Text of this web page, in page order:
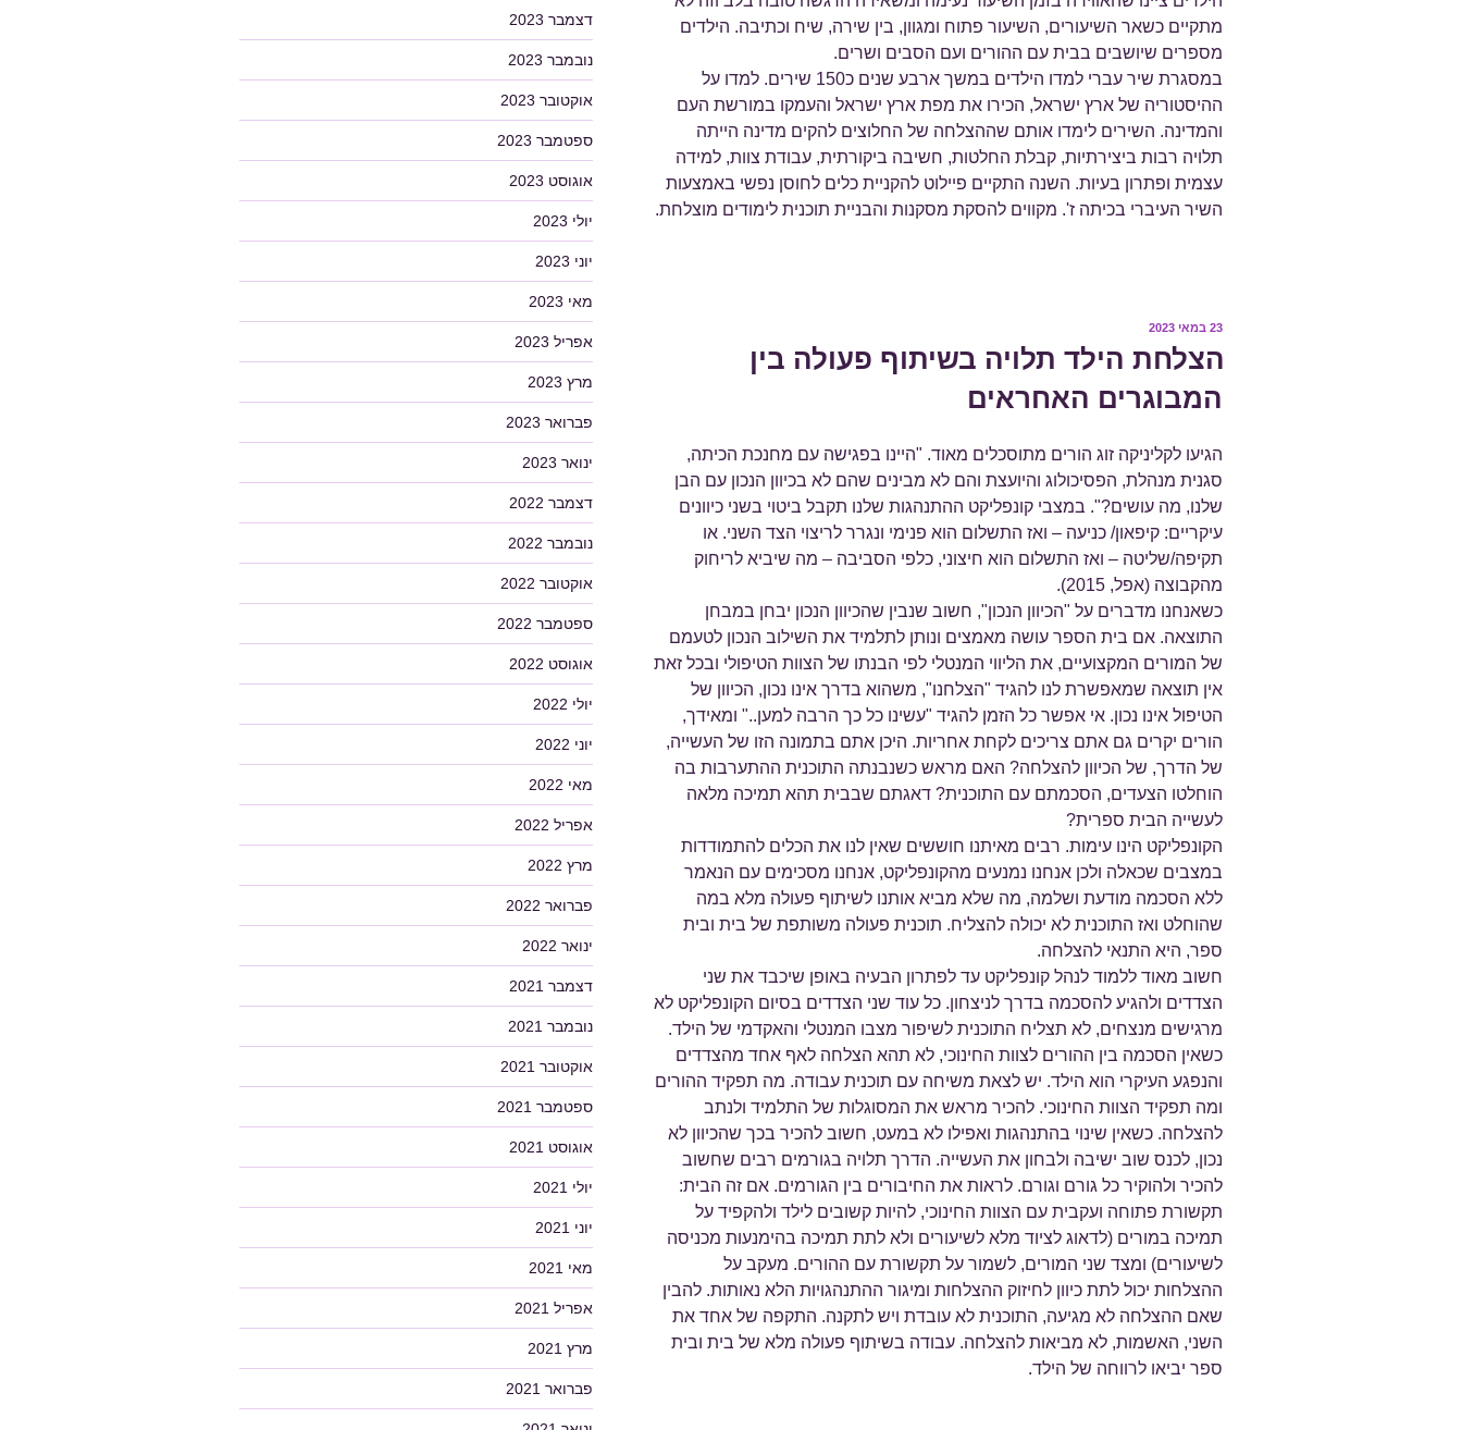
מתקיים כשאר השיעורים, השיעור פתוח ומגוון, בין שירה, שיח וכתיבה. הילדים
מספרים שיושבים בבית עם ההורים ועם הסבים ושרים.
במסגרת שיר עברי למדו הילדים במשך ארבע שנים כ150 שירים. למדו על
ההיסטוריה של ארץ ישראל, הכירו את מפת ארץ ישראל והעמקו במורשת העם
והמדינה. השירים לימדו אותם שההצלחה של החלוצים להקים מדינה הייתה
תלויה רבות ביצירתיות, קבלת החלטות, חשיבה ביקורתית, עבודת צוות, למידה
עצמית ופתרון בעיות. השנה התקיים פיילוט להקניית כלים לחוסן נפשי באמצעות
השיר העיברי בכיתה ז'. מקווים להסקת מסקנות והבניית תוכנית לימודים מוצלחת.
פורסם
23 במאי 2023
הצלחת הילד תלויה בשיתוף פעולה בין
המבוגרים האחראים
הגיעו לקליניקה זוג הורים מתוסכלים מאוד. "היינו בפגישה עם מחנכת הכיתה,
סגנית מנהלת, הפסיכולוג והיועצת והם לא מבינים שהם לא בכיוון הנכון עם הבן
שלנו, מה עושים?". במצבי קונפליקט ההתנהגות שלנו תקבל ביטוי בשני כיוונים
עיקריים: קיפאון/ כניעה – ואז התשלום הוא פנימי ונגרר לריצוי הצד השני. או
תקיפה/שליטה – ואז התשלום הוא חיצוני, כלפי הסביבה – מה שיביא לריחוק
מהקבוצה (אפל, 2015).
כשאנחנו מדברים על "הכיוון הנכון", חשוב שנבין שהכיוון הנכון יבחן במבחן
התוצאה. אם בית הספר עושה מאמצים ונותן לתלמיד את השילוב הנכון לטעמם
של המורים המקצועיים, את הליווי המנטלי לפי הבנתו של הצוות הטיפולי ובכל זאת
אין תוצאה שמאפשרת לנו להגיד "הצלחנו", משהוא בדרך אינו נכון, הכיוון של
הטיפול אינו נכון. אי אפשר כל הזמן להגיד "עשינו כל כך הרבה למען.." ומאידך,
הורים יקרים גם אתם צריכים לקחת אחריות. היכן אתם בתמונה הזו של העשייה,
של הדרך, של הכיוון להצלחה? האם מראש כשנבנתה התוכנית ההתערבות בה
הוחלטו הצעדים, הסכמתם עם התוכנית? דאגתם שבבית תהא תמיכה מלאה
לעשייה הבית ספרית?
הקונפליקט הינו עימות. רבים מאיתנו חוששים שאין לנו את הכלים להתמודדות
במצבים שכאלה ולכן אנחנו נמנעים מהקונפליקט, אנחנו מסכימים עם הנאמר
ללא הסכמה מודעת ושלמה, מה שלא מביא אותנו לשיתוף פעולה מלא במה
שהוחלט ואז התוכנית לא יכולה להצליח. תוכנית פעולה משותפת של בית ובית
ספר, היא התנאי להצלחה.
חשוב מאוד ללמוד לנהל קונפליקט עד לפתרון הבעיה באופן שיכבד את שני
הצדדים ולהגיע להסכמה בדרך לניצחון. כל עוד שני הצדדים בסיום הקונפליקט לא
מרגישים מנצחים, לא תצליח התוכנית לשיפור מצבו המנטלי והאקדמי של הילד.
כשאין הסכמה בין ההורים לצוות החינוכי, לא תהא הצלחה לאף אחד מהצדדים
והנפגע העיקרי הוא הילד. יש לצאת משיחה עם תוכנית עבודה. מה תפקיד ההורים
ומה תפקיד הצוות החינוכי. להכיר מראש את המסוגלות של התלמיד ולנתב
להצלחה. כשאין שינוי בהתנהגות ואפילו לא במעט, חשוב להכיר בכך שהכיוון לא
נכון, לכנס שוב ישיבה ולבחון את העשייה. הדרך תלויה בגורמים רבים שחשוב
להכיר ולהוקיר כל גורם וגורם. לראות את החיבורים בין הגורמים. אם זה הבית:
תקשורת פתוחה ועקבית עם הצוות החינוכי, להיות קשובים לילד ולהקפיד על
תמיכה במורים (לדאוג לציוד מלא לשיעורים ולא לתת תמיכה בהימנעות מכניסה
לשיעורים) ומצד שני המורים, לשמור על תקשורת עם ההורים. מעקב על
ההצלחות יכול לתת כיוון לחיזוק ההצלחות ומיגור ההתנהגויות הלא נאותות. להבין
שאם ההצלחה לא מגיעה, התוכנית לא עובדת ויש לתקנה. התקפה של אחד את
השני, האשמות, לא מביאות להצלחה. עבודה בשיתוף פעולה מלא של בית ובית
ספר יביאו לרווחה של הילד.
דצמבר 2023
נובמבר 2023
אוקטובר 2023
ספטמבר 2023
אוגוסט 2023
יולי 2023
יוני 2023
מאי 2023
אפריל 2023
מרץ 2023
פברואר 2023
ינואר 2023
דצמבר 2022
נובמבר 2022
אוקטובר 2022
ספטמבר 2022
אוגוסט 2022
יולי 2022
יוני 2022
מאי 2022
אפריל 2022
מרץ 2022
פברואר 2022
ינואר 2022
דצמבר 2021
נובמבר 2021
אוקטובר 2021
ספטמבר 2021
אוגוסט 2021
יולי 2021
יוני 2021
מאי 2021
אפריל 2021
מרץ 2021
פברואר 2021